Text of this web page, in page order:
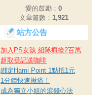
愛的鼓勵： 0
文章篇數： 1,921
站方公告
加入PS女孩 組隊瘋搶2百萬
超取登記送咖啡
綁定Hami Point 1點抵1元
1分鐘快速揪痛！
成為獨立小姐的滾錢心法